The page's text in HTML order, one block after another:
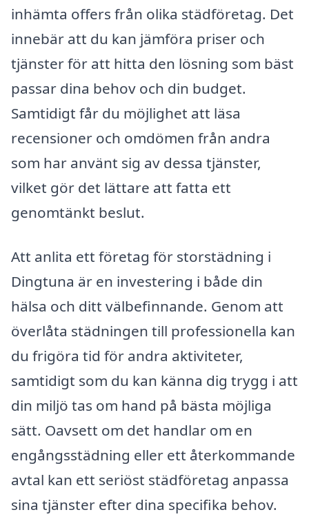
inhämta offers från olika städföretag. Det
innebär att du kan jämföra priser och
tjänster för att hitta den lösning som bäst
passar dina behov och din budget.
Samtidigt får du möjlighet att läsa
recensioner och omdömen från andra
som har använt sig av dessa tjänster,
vilket gör det lättare att fatta ett
genomtänkt beslut.
Att anlita ett företag för storstädning i
Dingtuna är en investering i både din
hälsa och ditt välbefinnande. Genom att
överlåta städningen till professionella kan
du frigöra tid för andra aktiviteter,
samtidigt som du kan känna dig trygg i att
din miljö tas om hand på bästa möjliga
sätt. Oavsett om det handlar om en
engångsstädning eller ett återkommande
avtal kan ett seriöst städföretag anpassa
sina tjänster efter dina specifika behov.